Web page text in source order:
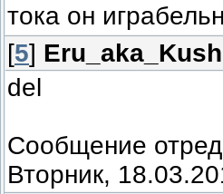
тока он
[5]
del
Сообщение
Вторник,